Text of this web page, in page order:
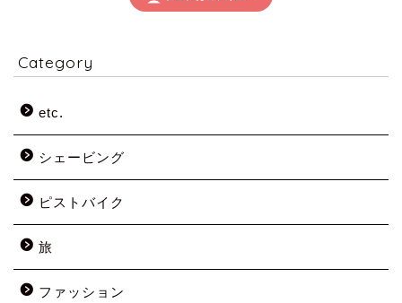
Category
etc.
シェービング
ピストバイク
旅
ファッション